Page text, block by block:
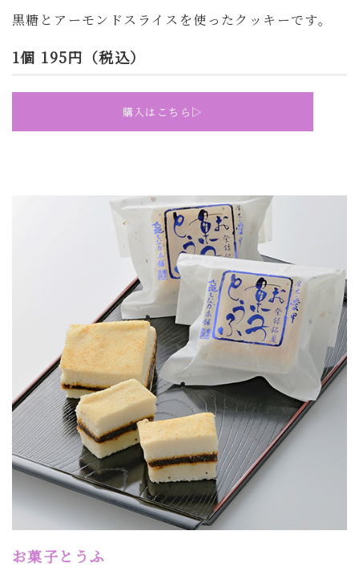
黒糖と アーモンドスライスを使ったクッキーです。
1個 195円（税込）
購入はこちら▷
お菓子とうふ